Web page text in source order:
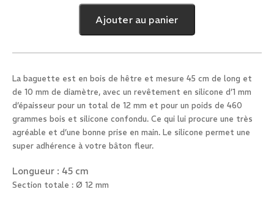
Baguettes
golo
Ø
12
-
45
cm
Ajouter au panier
La baguette est en bois de hêtre et mesure 45 cm de long et
de 10 mm de diamètre, avec un revêtement en silicone d’1 mm
d’épaisseur pour un total de 12 mm et pour un poids de 460
grammes bois et silicone confondu. Ce qui lui procure une très
agréable et d’une bonne prise en main. Le silicone permet une
super adhérence à votre bâton fleur.
Longueur : 45 cm
Section totale : Ø 12 mm